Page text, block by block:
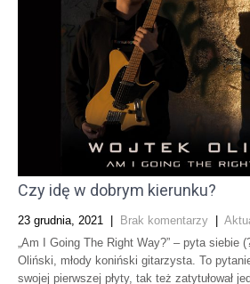
Czy idę w dobrym kierunku?
23 grudnia, 2021 Brak komentarzy
„Am I Going The Right Way?” – pyta siebie
Oliński, młody koniński gitarzysta. To
swojej pierwszej płyty, tak też zatytułował